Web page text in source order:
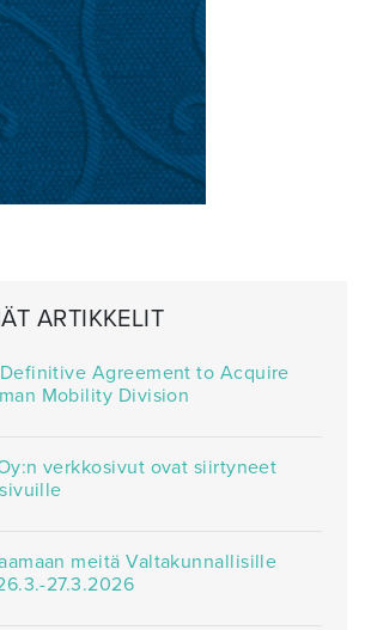
ARTIKKELIT
Agreement to Acquire
Mobility Division
verkkosivut ovat siirtyneet
meitä Valtakunnallisille
27.3.2026